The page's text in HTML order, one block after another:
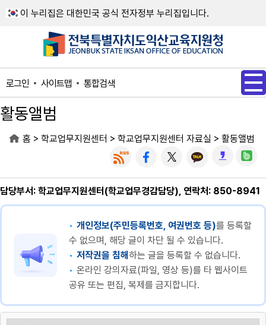
이 누리집은 대한민국 공식 전자정부 누리집입니다.
로그인 사이트맵 통합검색
활동앨범
홈 > 학교업무지원센터 > 학교업무지원센터 자료실 > 활동앨범
담당부서: 학교업무지원센터(학교업무경감담당), 연락처: 850-8941
개인정보(주민등록번호, 여권번호 등)를 등록할
수 없으며, 해당 글이 차단 될 수 있습니다.
저작권을 침해하는 글을 등록할 수 없습니다.
온라인 강의자료(파일, 영상 등)를 타 웹사이트
공유 또는 편집, 복제를 금지합니다.